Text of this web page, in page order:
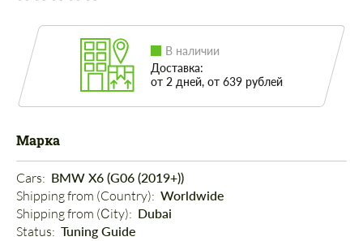
В наличии
Доставка:
от 2 дней, от 639 рублей
Марка
Cars: BMW X6 (G06 (2019+))
Shipping from (Country): Worldwide
Shipping from (Сity): Dubai
Status: Tuning Guide